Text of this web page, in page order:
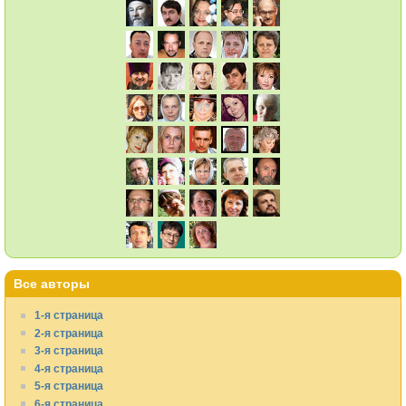
Все авторы
1-я страница
2-я страница
3-я страница
4-я страница
5-я страница
6-я страница